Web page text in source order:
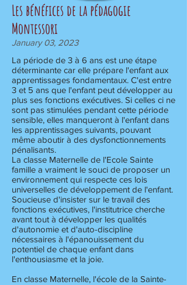
Les bénéfices de la pédagogie
Montessori
January 03, 2023
La période de 3 à 6 ans est une étape
déterminante car elle prépare l'enfant aux
apprentissages fondamentaux. C'est entre
3 et 5 ans que l'enfant peut développer au
plus ses fonctions exécutives. Si celles ci ne
sont pas stimulées pendant cette période
sensible, elles manqueront à l'enfant dans
les apprentissages suivants, pouvant
même aboutir à des dysfonctionnements
pénalisants.
La classe Maternelle de l'Ecole Sainte
famille a vraiment le souci de proposer un
environnement qui respecte ces lois
universelles de développement de l'enfant.
Soucieuse d'insister sur le travail des
fonctions exécutives, l'institutrice cherche
avant tout à développer les qualités
d'autonomie et d'auto-discipline
nécessaires à l'épanouissement du
potentiel de chaque enfant dans
l'enthousiasme et la joie.
En classe Maternelle, l'école de la Sainte-